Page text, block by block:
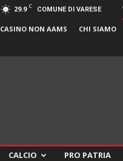
29.9 C COMUNE DI VARESE
CASINO NON AAMS CHI SIAMO
CALCIO PRO PATRIA